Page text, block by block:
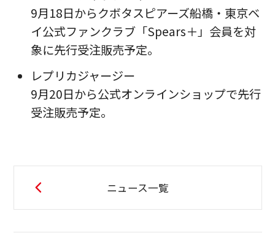
9月18日からクボタスピアーズ船橋・東京ベ
イ公式ファンクラブ「Spears＋」会員を対
象に先行受注販売予定。
レプリカジャージー
9月20日から公式オンラインショップで先行
受注販売予定。
ニュース一覧